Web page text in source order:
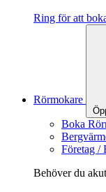
Ring för att
Rörmokare
Boka
Företag /
Behöver du